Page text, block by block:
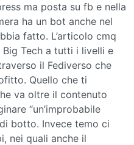
ma posta su fb e nella
ha un bot anche nel
fatto. L’articolo cmq
Tech a tutti i livelli e
il Fediverso che
Quello che ti
va oltre il contenuto
“un’improbabile
botto. Invece temo ci
nei quali anche il